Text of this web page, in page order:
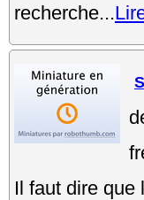
recherche...
Il faut dire que